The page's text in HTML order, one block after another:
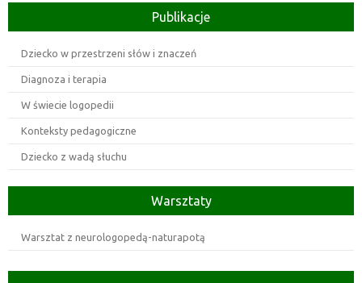
Publikacje
Dziecko w przestrzeni słów i znaczeń
Diagnoza i terapia
W świecie logopedii
Konteksty pedagogiczne
Dziecko z wadą słuchu
Warsztaty
Warsztat z neurologopedą-naturapotą